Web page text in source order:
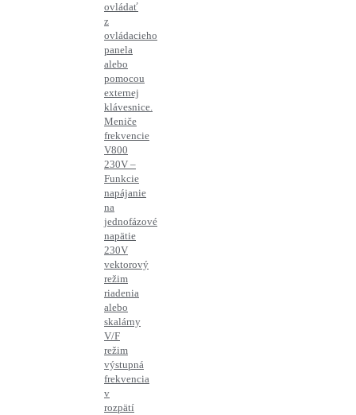
ovládať
z
ovládacieho
panela
alebo
pomocou
externej
klávesnice.
Meniče
frekvencie
V800
230V –
Funkcie
napájanie
na
jednofázové
napätie
230V
vektorový
režim
riadenia
alebo
skalárny
V/F
režim
výstupná
frekvencia
v
rozpätí